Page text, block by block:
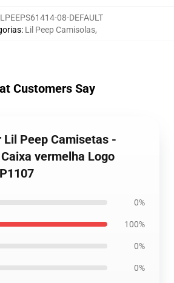
08-DEFAULT
: Lil Peep Camisolas,
Customers Say
Peep Camisetas -
vermelha Logo
0%
100%
0%
0%